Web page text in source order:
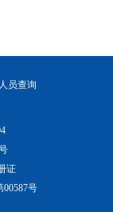
人员查询
证
号